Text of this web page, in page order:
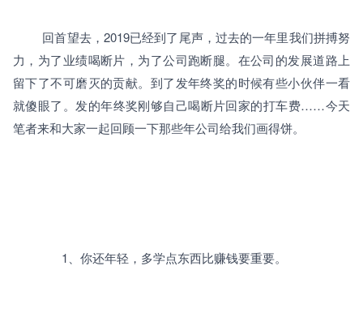
回首望去， 2019已经到了尾声，过去的一年里我们拼搏努
力，为了业绩喝断片，为了公司跑断腿。在公司的发展道路上
留下了不可磨灭的贡献。到了发年终奖的时候有些小伙伴一看
就傻眼了。发的年终奖刚够自己喝断片回家的打车费……今天
笔者来和大家一起回顾一下那些年公司给我们画得饼。